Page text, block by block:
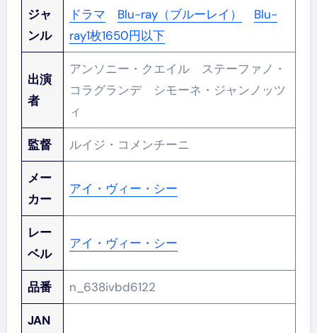
ジャ
ンル
ドラマ Blu-ray（ブルーレイ）
Blu-
ray1枚1650円以下
出演
者
アンソニー・クエイル ステーファノ・
コラグランデ シモーネ・ジャンノッツ
ィ
監督 ルイジ・コメンチーニ
メー
カー
アイ・ヴィー・シー
レー
ベル
アイ・ヴィー・シー
品番 n_638ivbd6122
JAN